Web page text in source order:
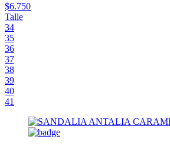
$6.750
Talle
34
35
36
37
38
39
40
41